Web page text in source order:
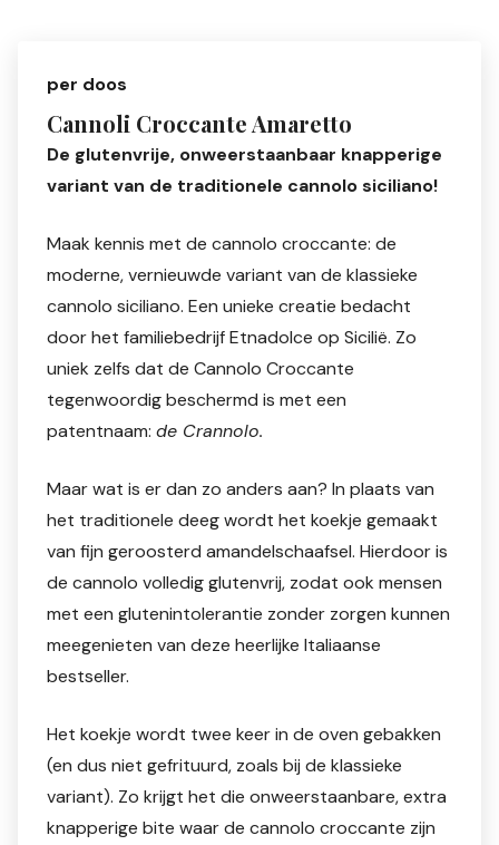
per doos
Cannoli Croccante Amaretto
De glutenvrije, onweerstaanbaar knapperige
variant van de traditionele cannolo siciliano!
Maak kennis met de cannolo croccante: de
moderne, vernieuwde variant van de klassieke
cannolo siciliano. Een unieke creatie bedacht
door het familiebedrijf Etnadolce op Sicilië. Zo
uniek zelfs dat de Cannolo Croccante
tegenwoordig beschermd is met een
patentnaam: de Crannolo.
Maar wat is er dan zo anders aan? In plaats van
het traditionele deeg wordt het koekje gemaakt
van fijn geroosterd amandelschaafsel. Hierdoor is
de cannolo volledig glutenvrij, zodat ook mensen
met een glutenintolerantie zonder zorgen kunnen
meegenieten van deze heerlijke Italiaanse
bestseller.
Het koekje wordt twee keer in de oven gebakken
(en dus niet gefrituurd, zoals bij de klassieke
variant). Zo krijgt het die onweerstaanbare, extra
knapperige bite waar de cannolo croccante zijn